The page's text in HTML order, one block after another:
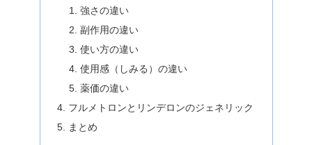
強さの違い
副作用の違い
使い方の違い
使用感（しみる）の違い
薬価の違い
フルメトロンとリンデロンのジェネリック
まとめ